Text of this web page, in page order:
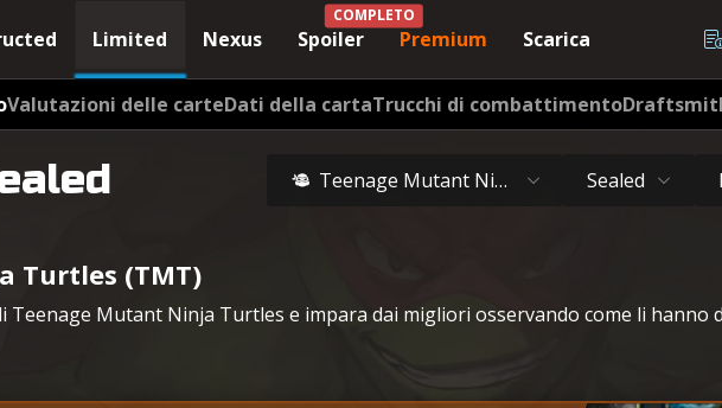
Limited Nexus Spoiler
COMPLETO
Premium Scarica
Valutazioni delle carteDati della cartaTrucchi di combattimento
Teenage Mutant Ninja Turtles Sealed
Turtles (TMT)
Teenage Mutant Ninja Turtles e impara dai migliori osservando come li hanno